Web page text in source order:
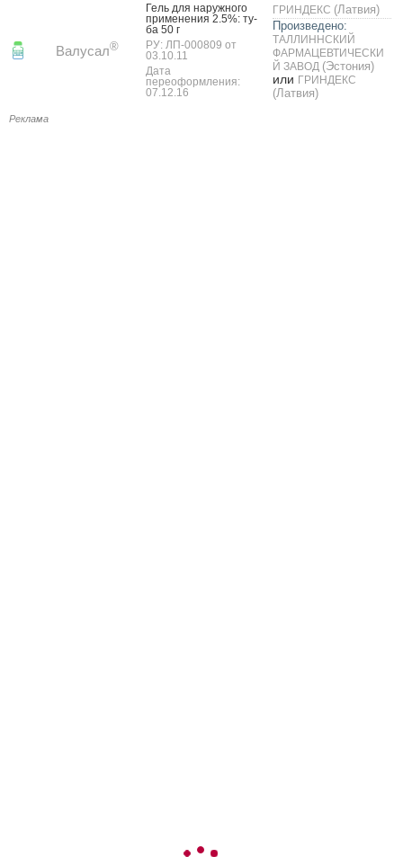
Валусал®
Гель для на­руж­но­го
при­мене­ния 2.5%: ту­
ба 50 г
РУ: ЛП-000809 от
03.10.11
Дата
переоформления:
07.12.16
ГРИНДЕКС (Латвия)
Произведено:
ТАЛЛИННСКИЙ
ФАРМАЦЕВТИЧЕСКИ
Й ЗАВОД (Эстония)
или ГРИНДЕКС
(Латвия)
Реклама